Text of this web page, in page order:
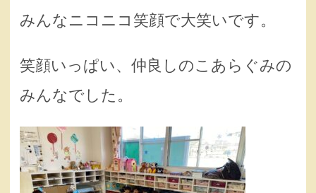
みんなニコニコ笑顔で大笑いです。
笑顔いっぱい、仲良しのこあらぐみの
みんなでした。